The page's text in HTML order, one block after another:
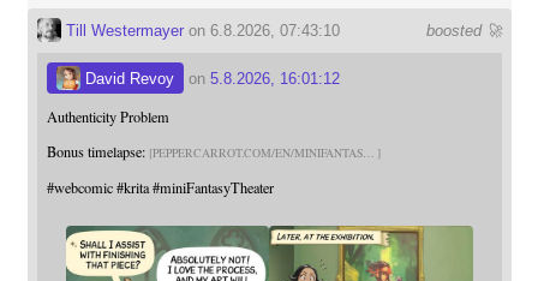
boosted 🚀
Till Westermayeron 6.8.2026, 07:43:10
David Revoy on 5.8.2026, 16:01:12
Authenticity Problem
Bonus timelapse: PEPPERCARROT.COM/EN/MINIFANTAS
#webcomic #krita #miniFantasyTheater